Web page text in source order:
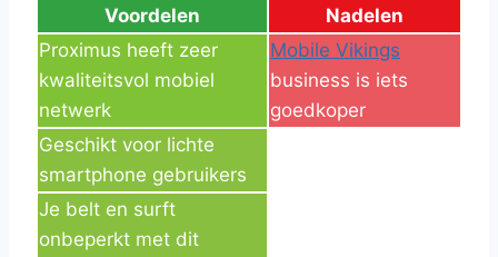
Voordelen
Nadelen
Proximus heeft zeer
kwaliteitsvol mobiel
netwerk
Mobile Vikings
business is iets
goedkoper
Geschikt voor lichte
smartphone gebruikers
Je belt en surft
onbeperkt met dit